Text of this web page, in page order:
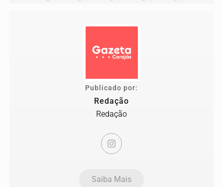
Publicado por:
Redação
Redação
Saiba Mais